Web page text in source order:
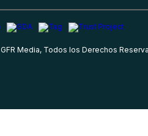
GFR Media, Todos los Derechos